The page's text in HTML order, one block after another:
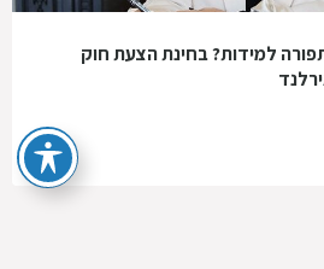
למידות? בחינת הצעת חוק